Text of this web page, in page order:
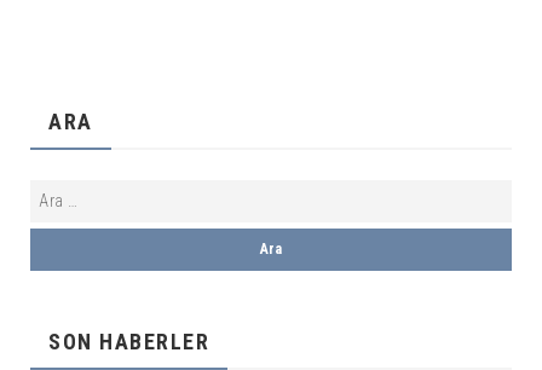
ARA
SON HABERLER